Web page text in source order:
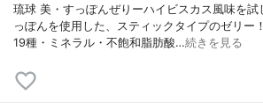
琉球 美・すっぽんぜりーハイビスカス風味を試
っぽんを使用した、スティックタイプのゼリー
19種・ミネラル・不飽和脂肪酸…続きを見る